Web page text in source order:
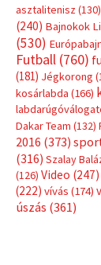
asztalitenisz (130)
(240) Bajnokok
(530)
Futball (760)
(181) Jégkorong
kosárlabda (166)
Dakar Team (132)
2016 (373)
(316) Szalay
(126) Video (247)
(222) vívás (174)
úszás (361)